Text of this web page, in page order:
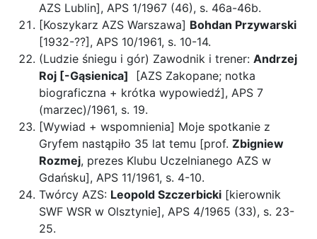
AZS Lublin], APS 1/1967 (46), s. 46a-46b.
[Koszykarz AZS Warszawa] Bohdan Przywarski
[1932-??], APS 10/1961, s. 10-14.
(Ludzie śniegu i gór) Zawodnik i trener: Andrzej
Roj [-Gąsienica] [AZS Zakopane; notka
biograficzna + krótka wypowiedź], APS 7
(marzec)/1961, s. 19.
[Wywiad + wspomnienia] Moje spotkanie z
Gryfem nastąpiło 35 lat temu [prof. Zbigniew
Rozmej, prezes Klubu Uczelnianego AZS w
Gdańsku], APS 11/1961, s. 4-10.
Twórcy AZS: Leopold Szczerbicki [kierownik
SWF WSR w Olsztynie], APS 4/1965 (33), s. 23-
25.